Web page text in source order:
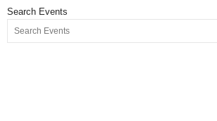
Search Events